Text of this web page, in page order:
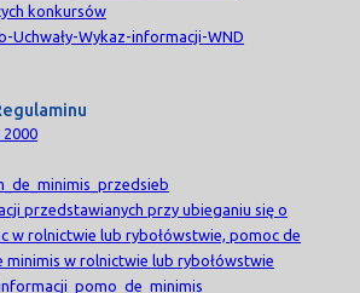
konkursów
Uchwały-Wykaz-informacji-WND
przedstawianych przy ubieganiu się o
w rolnictwie lub rybołówstwie, pomoc de
minimis w rolnictwie lub rybołówstwie